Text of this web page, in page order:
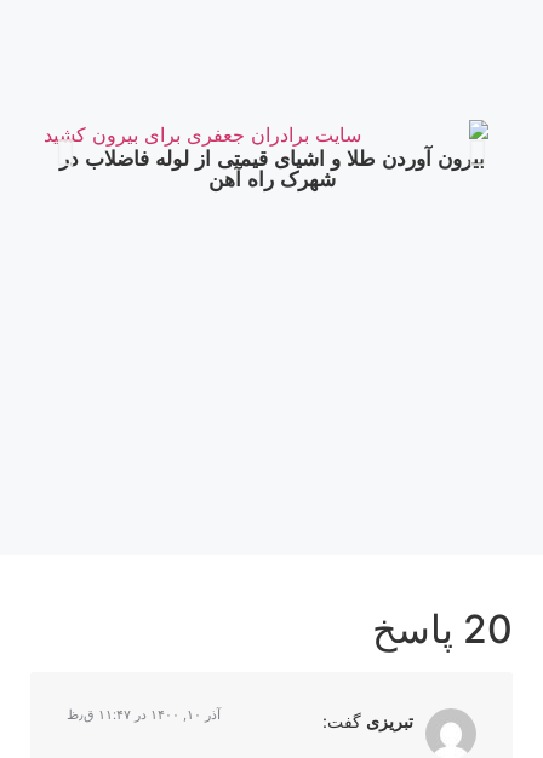
بیرون آوردن طلا و اشیای قیمتی از لوله فاضلاب در
شهرک راه‌ آهن
20 پاسخ
تبریزی گفت: آذر ۱۰, ۱۴۰۰ در ۱۱:۴۷ ق٫ظ